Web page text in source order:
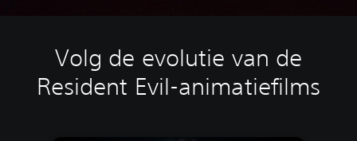
Volg de evolutie van de
Resident Evil-animatiefilms